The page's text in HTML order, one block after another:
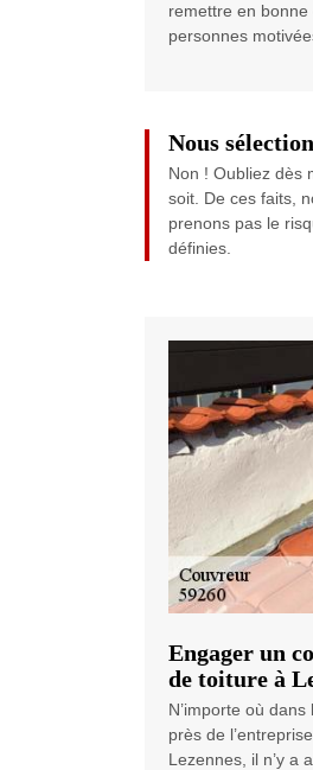
remettre en bonne
personnes
Nous
Non ! Oubliez dès
soit. De ces faits,
prenons pas le
définies.
Engager un
de toiture à
N’importe où
près de
Lezennes, il n’y a